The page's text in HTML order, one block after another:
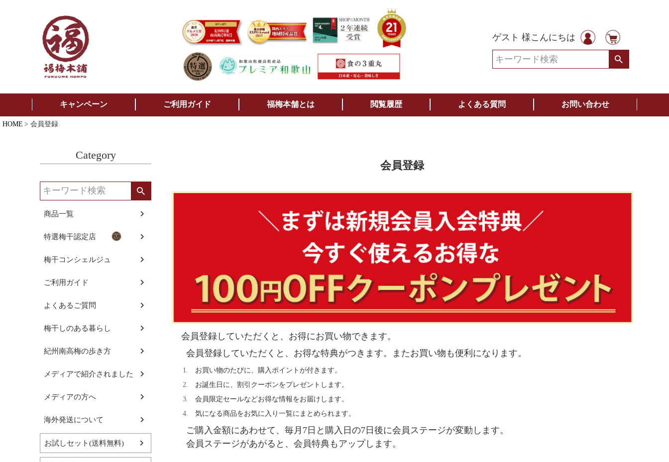
ゲスト 様こんにちは
検索
キャンペーン ご利用ガイド 福梅本舗とは 閲覧履歴 よくある質問 お問い合わせ
HOME 会員登録
Category
商品一覧
特選梅干認定店
梅干コンシェルジュ
ご利用ガイド
よくあるご質問
梅干しのある暮らし
紀州南高梅の歩き方
メディアで紹介されました
メディアの方へ
海外発送について
お試しセット(送料無料)
会員登録
会員登録していただくと、お得にお買い物できます。
会員登録していただくと、お得な特典がつきます。またお買い物も便利になります。
お買い物のたびに、購入ポイントが付きます。
お誕生日に、割引クーポンをプレゼントします。
会員限定セールなどお得な情報をお届けします。
気になる商品をお気に入り一覧にまとめられます。
ご購入金額にあわせて、毎月7日と購入日の7日後に会員ステージが変動します。
会員ステージがあがると、会員特典もアップします。